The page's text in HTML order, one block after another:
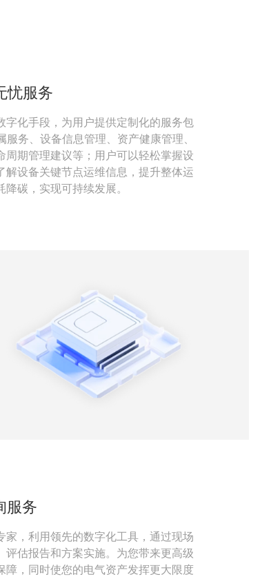
忧服务
字化手段，为用户提供定制化的服务包
服务、设备信息管理、资产健康管理、
周期管理建议等；用户可以轻松掌握设
解设备关键节点运维信息，提升整体运
碳，实现可持续发展。
服务
家，利用领先的数字化工具，通过现场
评估报告和方案实施。为您带来更高级
障，同时使您的电气资产发挥更大限度